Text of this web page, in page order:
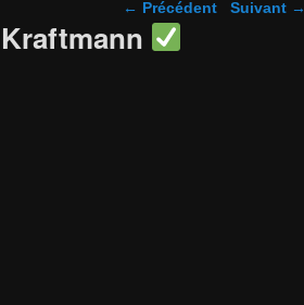
← Précédent Suivant →